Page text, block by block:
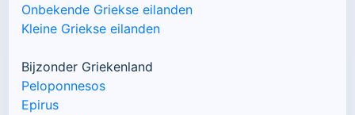
Onbekende Griekse eilanden
Kleine Griekse eilanden
Bijzonder Griekenland
Peloponnesos
Epirus